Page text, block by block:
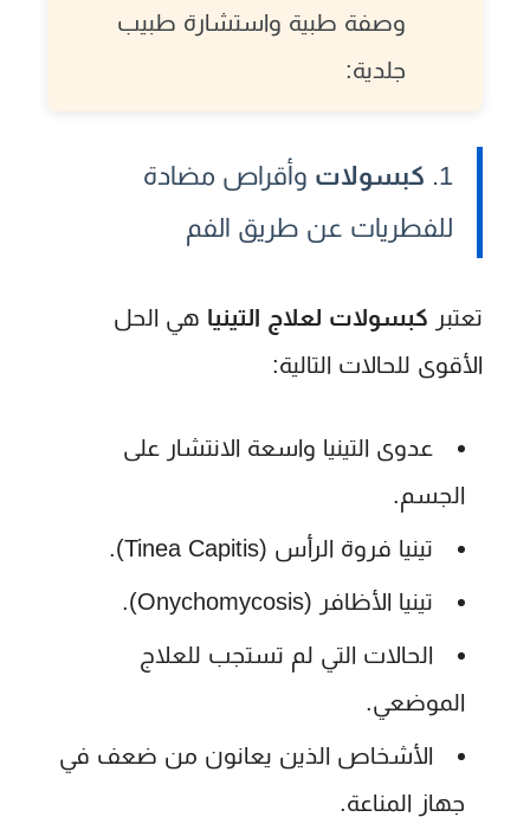
وصفة طبية واستشارة طبيب
جلدية:
1. كبسولات وأقراص مضادة
للفطريات عن طريق الفم
تعتبر كبسولات لعلاج التينيا هي الحل
الأقوى للحالات التالية:
عدوى التينيا واسعة الانتشار على
الجسم.
تينيا فروة الرأس (Tinea Capitis).
تينيا الأظافر (Onychomycosis).
الحالات التي لم تستجب للعلاج
الموضعي.
الأشخاص الذين يعانون من ضعف في
جهاز المناعة.